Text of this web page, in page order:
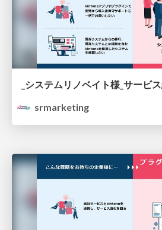
srmarketing